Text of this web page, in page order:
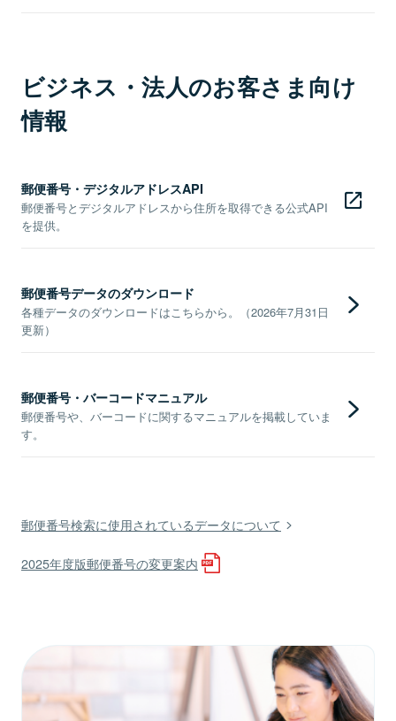
ビジネス・法人のお客さま向け
情報
郵便番号・デジタルアドレスAPI
郵便番号とデジタルアドレスから住所を取得できる公式API
を提供。
郵便番号データのダウンロード
各種データのダウンロードはこちらから。（2026年7月31日
更新）
郵便番号・バーコードマニュアル
郵便番号や、バーコードに関するマニュアルを掲載していま
す。
郵便番号検索に使用されているデータについて
2025年度版郵便番号の変更案内